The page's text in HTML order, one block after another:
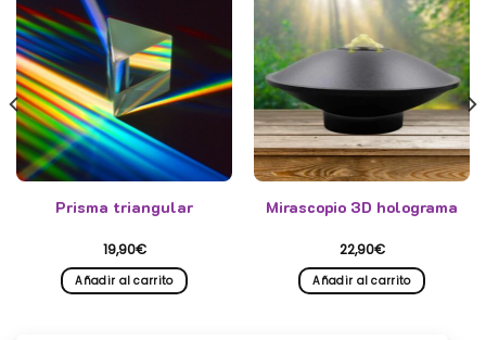
Prisma triangular
19,90€
Añadir al carrito
Mirascopio 3D holograma
22,90€
Añadir al carrito